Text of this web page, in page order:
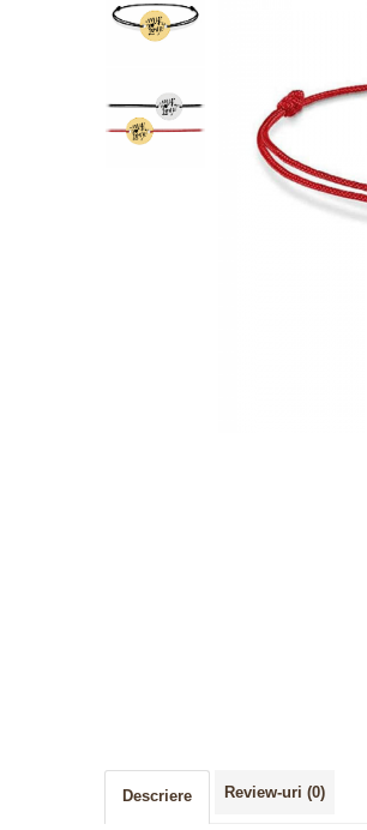
Bijuterii pentru barbati
Descriere Review-uri (0)